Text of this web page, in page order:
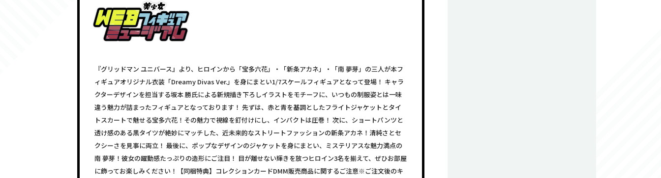
『グリッドマン ユニバース』より、ヒロインから「宝多六花」・「新条アカネ」・「南 夢芽」の三人が本フ
ィギュアオリジナル衣装「Dreamy Divas Ver.」を身にまとい1/7スケールフィギュアとなって登場！ キャラ
クターデザインを担当する坂本 勝氏による新規描き下ろしイラストをモチーフに、いつもの制服姿とは一味
違う魅力が詰まったフィギュアとなっております！ 先ずは、赤と青を基調としたフライトジャケットとタイ
トスカートで魅せる宝多六花！その魅力で視線を釘付けにし、インパクトは圧巻！ 次に、ショートパンツと
透け感のある黒タイツが絶妙にマッチした、近未来的なストリートファッションの新条アカネ！清純さとセ
クシーさを見事に両立！ 最後に、ポップなデザインのジャケットを身にまとい、ミステリアスな魅力満点の
南 夢芽！彼女の躍動感たっぷりの造形にご注目！ 目が離せない輝きを放つヒロイン3名を揃えて、ぜひお部屋
に飾ってお楽しみください！【同梱特典】コレクションカードDMM販売商品に関するご注意※ご注文後のキ